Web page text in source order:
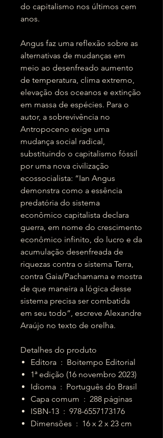
do capitalismo nos últimos cem
anos.
Angus faz uma reflexão sobre as
alternativas de mudanças em
meio ao desenfreado aumento
de temperatura, clima extremo,
elevação dos oceanos e extinção
em massa de espécies. Para o
autor, a sobrevivência no
Antropoceno exige uma
mudança social radical,
substituindo o capitalismo fóssil
por uma nova civilização
ecossocialista: “Ian Angus
demonstra como a essência
predatória do sistema
econômico capitalista declara
guerra, em nome do crescimento
econômico infinito, do lucro e da
acumulação desenfreada de
riquezas contra o sistema Terra,
contra Gaia/Pachamama e mostra
de que maneira a lógica desse
sistema precisa ser combatida
em seu todo”, escreve Alexandre
Araújo no texto de orelha.
Detalhes do produto
Editora ‏ : ‎ Boitempo Editorial
1ª edição (16 novembro 2023)
Idioma ‏ : ‎ Português do Brasil
Capa comum ‏ : ‎ 288 páginas
ISBN-13 ‏ : ‎ 978-6557173176
Dimensões ‏ : ‎ 16 x 2 x 23 cm